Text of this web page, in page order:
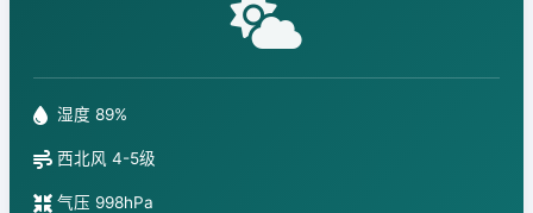
湿度 89%
西北风 4-5级
气压 998hPa